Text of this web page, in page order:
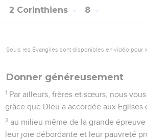
2 Corinthiens 8
Seuls les Évangiles sont disponibles en vidéo pour
Donner généreusement
1 Par ailleurs, frères et sœurs, nous
grâce que Dieu a accordée aux Eglises
2 au milieu même de la grande
leur joie débordante et leur pauvreté